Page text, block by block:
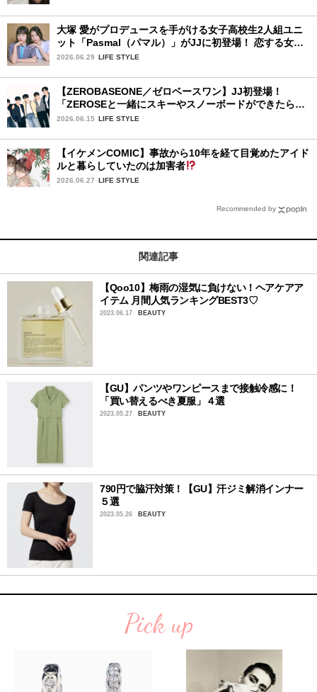
大塚 愛がプロデュースを手がける女子高校生2人組ユニ
ット「Pasmal（パマル）」がJJに初登場！ 恋する女の
コのキュンキュンする感情を歌った最新曲「BULL」を
2026.06.29 LIFE STYLE
【ZEROBASEONE／ゼロベースワン】JJ初登場！
「ZEROSEと一緒にスキーやスノーボードができたら楽
しそう！」 The 6th Mini Album「Ascend-」リリース
2026.06.15 LIFE STYLE
【イケメンCOMIC】事故から10年を経て目覚めたアイド
ルと暮らしていたのは加害者
2026.06.27 LIFE STYLE
Recommended by
関連記事
【Qoo10】梅雨の湿気に負けない！ヘアケアア
イテム 月間人気ランキングBEST3♡
2023.06.17 BEAUTY
【GU】パンツやワンピースまで接触冷感に！
「買い替えるべき夏服」４選
2023.05.27 BEAUTY
790円で脇汗対策！【GU】汗ジミ解消インナー
５選
2023.05.26 BEAUTY
Pick up